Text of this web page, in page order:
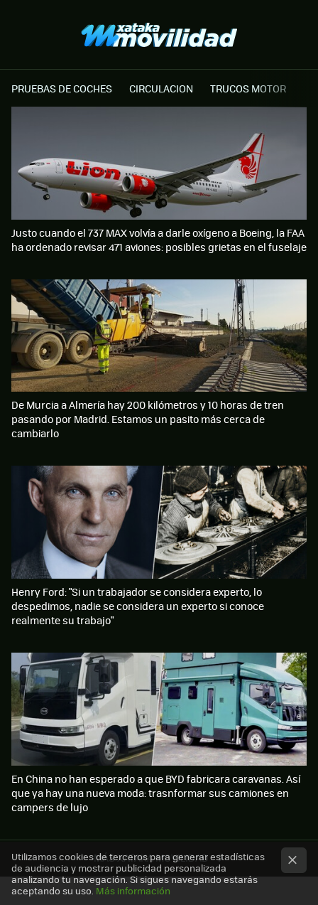
PRUEBAS DE COCHES CIRCULACION TRUCOS MOTOR
MÁS XATAKA MOVILIDAD
Justo cuando el 737 MAX volvía a darle oxígeno a Boeing, la FAA
ha ordenado revisar 471 aviones: posibles grietas en el fuselaje
De Murcia a Almería hay 200 kilómetros y 10 horas de tren
pasando por Madrid. Estamos un pasito más cerca de
cambiarlo
Henry Ford: "Si un trabajador se considera experto, lo
despedimos, nadie se considera un experto si conoce
realmente su trabajo"
En China no han esperado a que BYD fabricara caravanas. Así
que ya hay una nueva moda: trasnformar sus camiones en
campers de lujo
Utilizamos cookies de terceros para generar estadísticas
de audiencia y mostrar publicidad personalizada
analizando tu navegación. Si sigues navegando estarás
aceptando su uso. Más información